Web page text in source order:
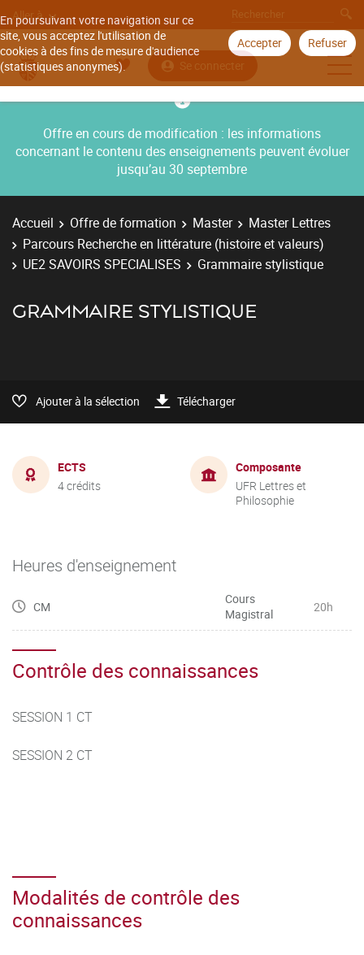
En poursuivant votre navigation sur ce
site, vous acceptez l'utilisation de
cookies à des fins de mesure d'audience
(statistiques anonymes).
Accepter Refuser
Aller à
Se connecter
Offre en cours de modification : les informations
concernant le contenu des enseignements peuvent évoluer
jusqu’au 30 septembre
Accueil Offre de formation Master
Master Lettres
Parcours Recherche en littérature (histoire et valeurs)
UE2 SAVOIRS SPECIALISES
Grammaire stylistique
GRAMMAIRE STYLISTIQUE
Ajouter à la sélection Télécharger
ECTS
4 crédits
Composante
UFR Lettres et
Philosophie
Heures d'enseignement
CM
Cours
Magistral
20h
Contrôle des connaissances
SESSION 1 CT
SESSION 2 CT
Modalités de contrôle des
connaissances